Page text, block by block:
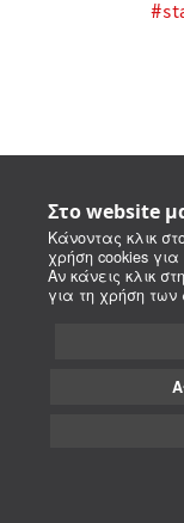
Στο website
Κάνοντας κλικ
χρήση cookies για
Αν κάνεις κλικ
για τη χρήση των